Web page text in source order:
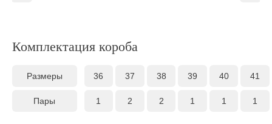
Комплектация короба
Размеры 36 37 38 39 40 41
Пары 1 2 2 1 1 1